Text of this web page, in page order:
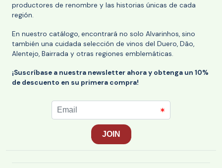
productores de renombre y las historias únicas de cada
región.
En nuestro catálogo, encontrará no solo Alvarinhos, sino
también una cuidada selección de vinos del Duero, Dão,
Alentejo, Bairrada y otras regiones emblemáticas.
¡Suscríbase a nuestra newsletter ahora y obtenga un 10%
de descuento en su primera compra!